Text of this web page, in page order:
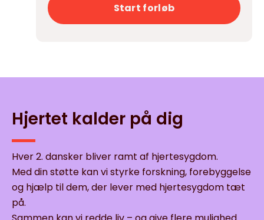
Start forløb
Hjertet kalder på dig
Hver 2. dansker bliver ramt af hjertesygdom.
Med din støtte kan vi styrke forskning, forebyggelse
og hjælp til dem, der lever med hjertesygdom tæt
på.